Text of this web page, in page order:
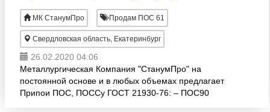
МК СтанумПро Продам ПОС 61
Свердловская область, Екатеринбург
26.02.2020 04:06
Металлургическая Компания "СтанумПро" на
постоянной основе и в любых объемах предлагает
Припои ПОС, ПОССу ГОСТ 21930-76: – ПОС90